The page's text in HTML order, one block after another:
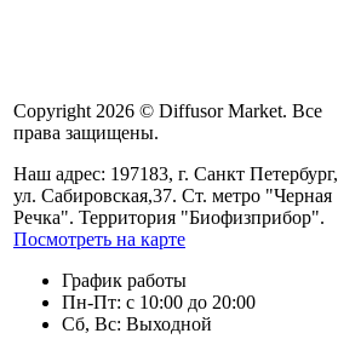
Copyright 2026 © Diffusor Market. Все
права защищены.
Наш адрес: 197183, г. Санкт Петербург,
ул. Сабировская,37. Ст. метро "Черная
Речка". Территория "Биофизприбор".
Посмотреть на карте
График работы
Пн-Пт: с 10:00 до 20:00
Сб, Вс: Выходной